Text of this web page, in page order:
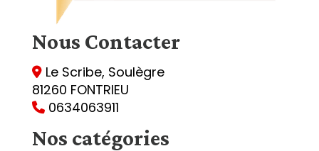
Nous Contacter
 Le Scribe, Soulègre
81260 FONTRIEU
 0634063911
Nos catégories